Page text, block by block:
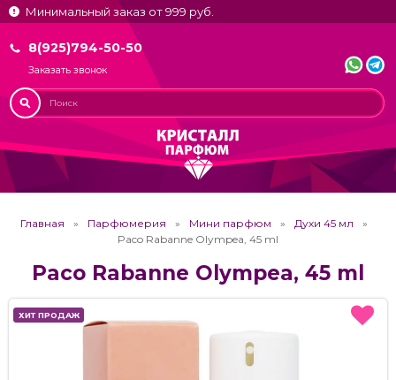
Минимальный заказ от 999 руб.
8(925)794-50-50
Заказать звонок
Главная Парфюмерия Мини парфюм
Духи 45 мл
Paco Rabanne Olympea, 45 ml
Paco Rabanne Olympea, 45 ml
ХИТ ПРОДАЖ
ХИТ ПРОДАЖ